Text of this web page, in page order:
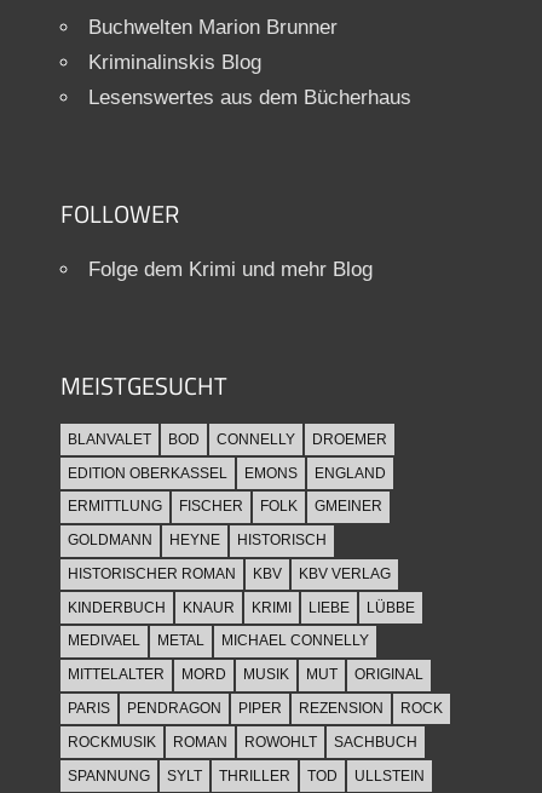
Buchwelten Marion Brunner
Kriminalinskis Blog
Lesenswertes aus dem Bücherhaus
FOLLOWER
Folge dem Krimi und mehr Blog
MEISTGESUCHT
BLANVALET BOD CONNELLY
DROEMER
EDITION OBERKASSEL
EMONS
ENGLAND
ERMITTLUNG
FISCHER FOLK
GMEINER
GOLDMANN
HEYNE
HISTORISCH
HISTORISCHER ROMAN
KBV
KBV VERLAG
KINDERBUCH
KNAUR KRIMI LIEBE
LÜBBE
MEDIVAEL
METAL
MICHAEL CONNELLY
MITTELALTER
MORD MUSIK MUT
ORIGINAL
PARIS
PENDRAGON PIPER REZENSION
ROCK
ROCKMUSIK
ROMAN ROWOHLT
SACHBUCH
SPANNUNG
SYLT THRILLER TOD ULLSTEIN